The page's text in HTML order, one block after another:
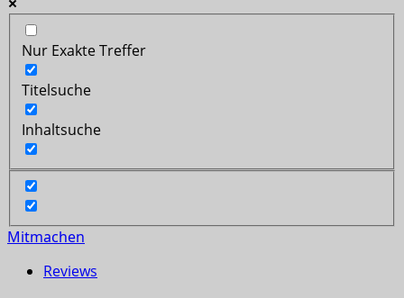
Nur Exakte Treffer
Titelsuche
Inhaltsuche
Mitmachen
Reviews